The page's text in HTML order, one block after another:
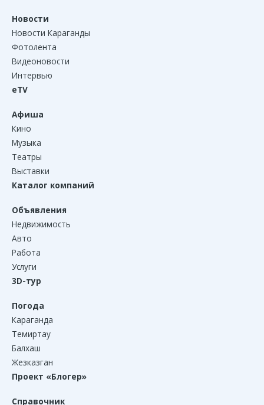
Новости
Новости Караганды
Фотолента
Видеоновости
Интервью
eTV
Афиша
Кино
Музыка
Театры
Выставки
Каталог компаний
Объявления
Недвижимость
Авто
Работа
Услуги
3D-тур
Погода
Караганда
Темиртау
Балхаш
Жезказган
Проект «Блогер»
Справочник